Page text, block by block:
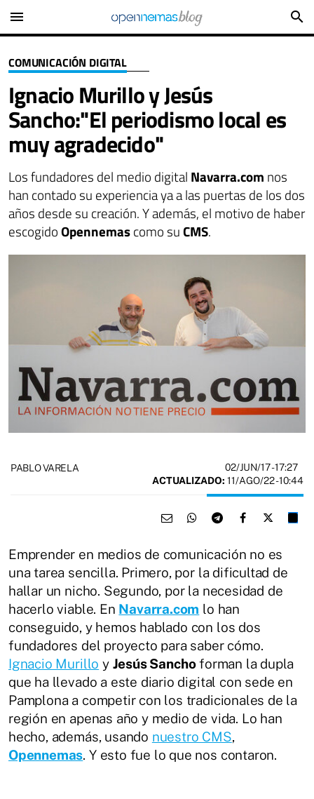
menu search
COMUNICACIÓN DIGITAL
Ignacio Murillo y Jesús
Sancho:"El periodismo local es
muy agradecido"
Los fundadores del medio digital Navarra.com nos
han contado su experiencia ya a las puertas de los dos
años desde su creación. Y además, el motivo de haber
escogidoOpennemascomo suCMS.
PABLO VARELA 02/JUN/17- 17:27
ACTUALIZADO: 11/AGO/22 - 10:44
Emprender en medios de comunicación no es
una tarea sencilla. Primero, por la dificultad de
hallar un nicho. Segundo, por la necesidad de
hacerlo viable. En Navarra.com lo han
conseguido, y hemos hablado con los dos
fundadores del proyecto para saber cómo.
Ignacio Murillo y Jesús Sanchoforman la dupla
que ha llevado a este diario digital con sede en
Pamplona a competir con los tradicionales de la
región en apenas año y medio de vida. Lo han
hecho, además, usando nuestro CMS,
Opennemas. Y esto fue lo que nos contaron.